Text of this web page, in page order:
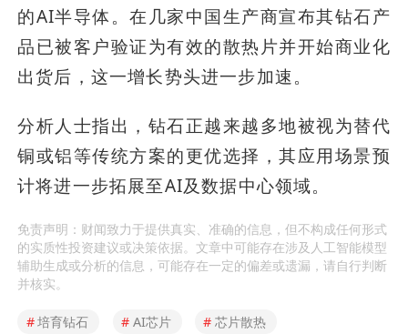
的AI半导体。在几家中国生产商宣布其钻石产
品已被客户验证为有效的散热片并开始商业化
出货后，这一增长势头进一步加速。
分析人士指出，钻石正越来越多地被视为替代
铜或铝等传统方案的更优选择，其应用场景预
计将进一步拓展至AI及数据中心领域。
免责声明：财闻致力于提供真实、准确的信息，但不构成任何形式
的实质性投资建议或决策依据。文章中可能存在涉及人工智能模型
辅助生成或分析的信息，可能存在一定的偏差或遗漏，请自行判断
并核实。
#培育钻石 # AI芯片 # 芯片散热